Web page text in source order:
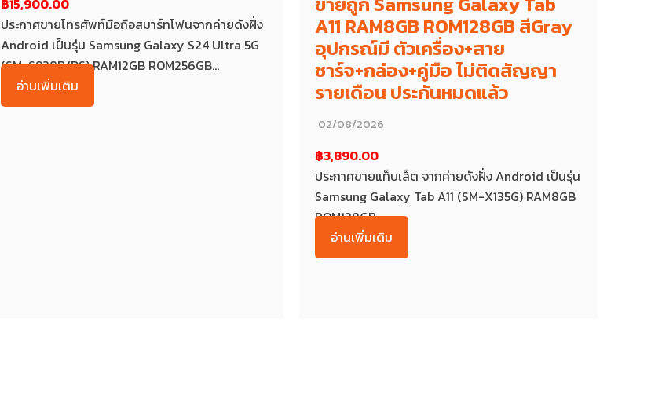
ประกาศขายโทรศัพท์มือถือสมาร์ทโฟนจากค่ายดังฝั่ง
Android เป็นรุ่น Samsung Galaxy S24 Ultra 5G
(SM-S928B/DS) RAM12GB ROM256GB...
อ่านเพิ่มเติม
A11 RAM8GB ROM128GB สีGray
อุปกรณ์มี ตัวเครื่อง+สาย
ชาร์จ+กล่อง+คู่มือ ไม่ติดสัญญา
รายเดือน ประกันหมดแล้ว
02/08/2026
฿3,890.00
ประกาศขายแท็บเล็ต จากค่ายดังฝั่ง Android เป็นรุ่น
Samsung Galaxy Tab A11 (SM-X135G) RAM8GB
ROM128GB...
อ่านเพิ่มเติม